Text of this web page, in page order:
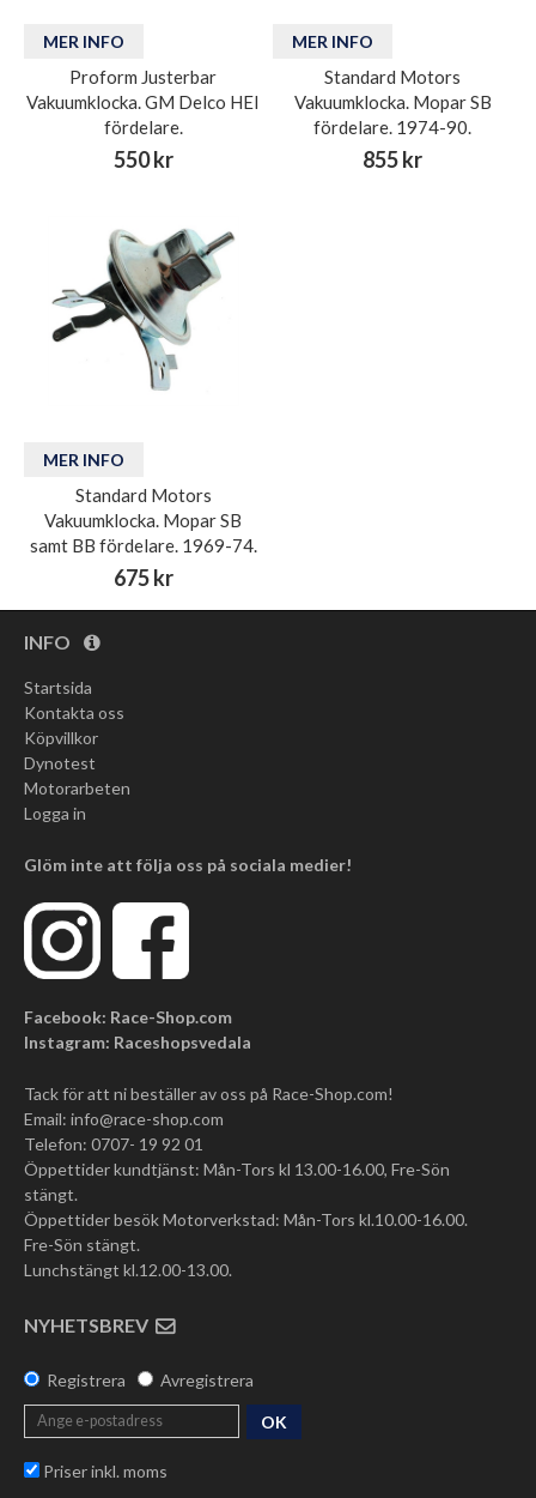
MER INFO
Proform Justerbar
Vakuumklocka. GM Delco HEI
fördelare.
550 kr
MER INFO
Standard Motors
Vakuumklocka. Mopar SB
fördelare. 1974-90.
855 kr
MER INFO
Standard Motors
Vakuumklocka. Mopar SB
samt BB fördelare. 1969-74.
675 kr
INFO
Startsida
Kontakta oss
Köpvillkor
Dynotest
Motorarbeten
Logga in
Glöm inte att följa oss på sociala medier!
Facebook: Race-Shop.com
Instagram: Raceshopsvedala
Tack för att ni beställer av oss på Race-Shop.com!
Email: info@race-shop.com
Telefon: 0707- 19 92 01
Öppettider kundtjänst: Mån-Tors kl 13.00-16.00, Fre-Sön
stängt.
Öppettider besök Motorverkstad: Mån-Tors kl.10.00-16.00.
Fre-Sön stängt.
Lunchstängt kl.12.00-13.00.
NYHETSBREV
Registrera Avregistrera
OK
Priser inkl. moms